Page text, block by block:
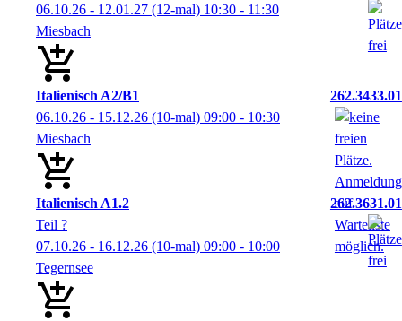
06.10.26 - 12.01.27 (12-mal) 10:30 - 11:30
Miesbach
Italienisch A2/B1
262.3433.01
06.10.26 - 15.12.26 (10-mal) 09:00 - 10:30
Miesbach
Italienisch A1.2
262.3631.01
Teil ?
07.10.26 - 16.12.26 (10-mal) 09:00 - 10:00
Tegernsee